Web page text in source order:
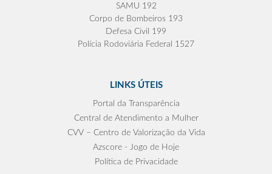
SAMU 192
Corpo de Bombeiros 193
Defesa Civil 199
Polícia Rodoviária Federal 1527
LINKS ÚTEIS
Portal da Transparência
Central de Atendimento a Mulher
CVV – Centro de Valorização da Vida
Azscore - Jogo de Hoje
Política de Privacidade